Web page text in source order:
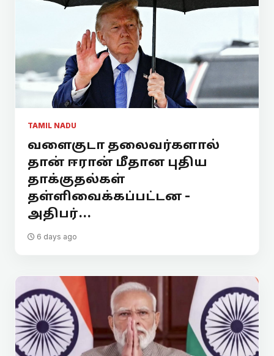
TAMIL NADU
வளைகுடா தலைவர்களால்
தான் ஈரான் மீதான புதிய
தாக்குதல்கள்
தள்ளிவைக்கப்பட்டன -
அதிபர்...
6 days ago